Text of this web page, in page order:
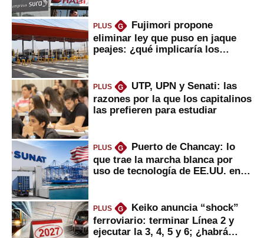
PLUS G
Fujimori propone
eliminar ley que puso en jaque
peajes: ¿qué implicaría los
PLUS G
UTP, UPN y Senati: las
razones por la que los capitalinos
las prefieren para estudiar
PLUS G
Puerto de Chancay: lo
que trae la marcha blanca por
uso de tecnología de EE.UU. en
PLUS G
Keiko anuncia “shock”
ferroviario: terminar Línea 2 y
ejecutar la 3, 4, 5 y 6; ¿habrá